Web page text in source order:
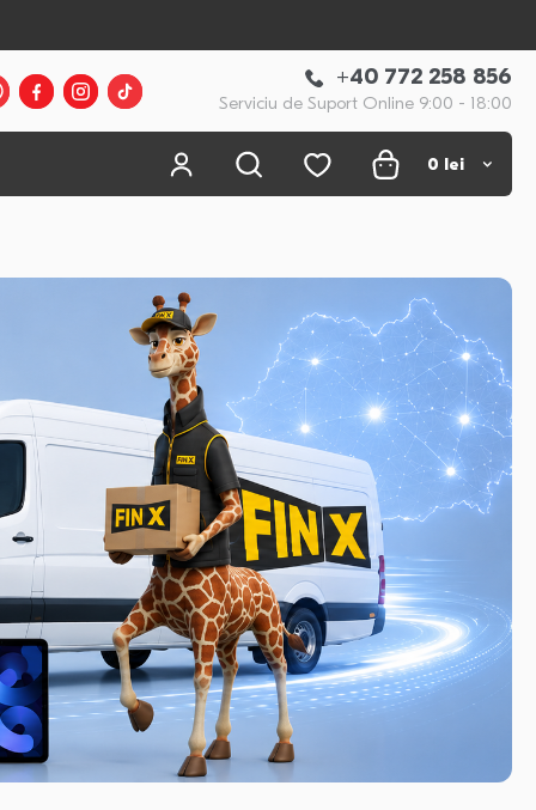
+40 772 258 856
Serviciu de Suport Online 9:00 - 18:00
0 lei